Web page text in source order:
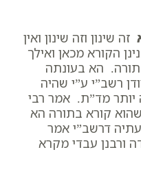
זה שינון וזה שינון ואין
הקורא מכאן ואילך
הא בעונתה
רשב”י ע”י שהיה
יותר מד”ת. אמר רבי
קורא בתורה הא
דרשב”י אמר
ורבנן עבדי מקרא